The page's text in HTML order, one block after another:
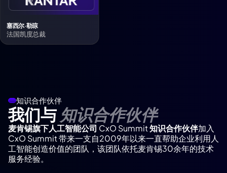
塞西尔·勒琼
法国凯度总裁
知识合作伙伴
我们与 知识合作伙伴
麦肯锡旗下人工智能公司 CxO Summit知识合作伙伴加入
CxO Summit 带来一支自2009年以来一直帮助企业利用人
工智能创造价值的团队，该团队依托麦肯锡30余年的技术
服务经验。